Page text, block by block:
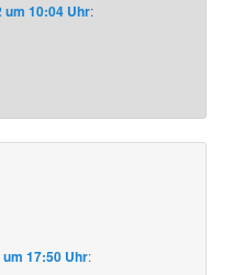
um 10:04 Uhr:
17:50 Uhr: